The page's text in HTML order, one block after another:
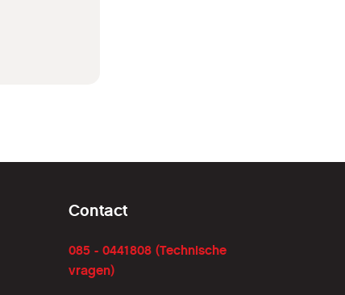
Contact
085 - 0441808 (Technische
vragen)